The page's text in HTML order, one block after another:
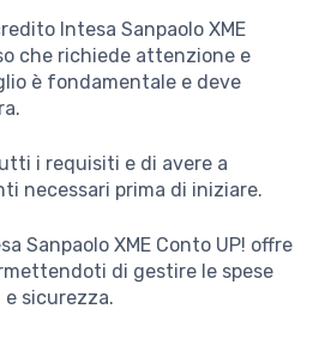
Intesa Sanpaolo XME
che richiede attenzione e
è fondamentale e deve
i requisiti e di avere a
necessari prima di iniziare.
Sanpaolo XME Conto UP! offre
di gestire le spese
sicurezza.